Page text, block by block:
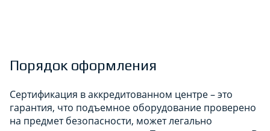
Порядок оформления
Сертификация в аккредитованном центре – это
гарантия, что подъемное оборудование проверено
на предмет безопасности, может легально